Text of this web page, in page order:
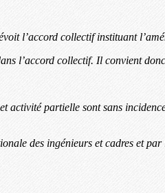
l’accord collectif instituant
l’accord collectif. Il convient
activité partielle sont sans
des ingénieurs et cadres et